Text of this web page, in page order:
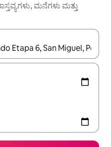
ಮನೆಗಳು ಮತ್ತು
ಡೌನ್ ಬಾಣದ ಕೀಲಿಗಳೊಂದಿಗೆ